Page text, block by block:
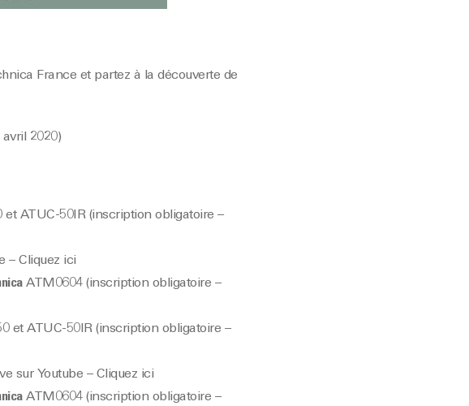
France et partez à la découverte de
2020)
et ATUC-50IR (inscription obligatoire –
– Cliquez ici
ATM0604 (inscription obligatoire –
et ATUC-50IR (inscription obligatoire –
sur Youtube – Cliquez ici
ATM0604 (inscription obligatoire –